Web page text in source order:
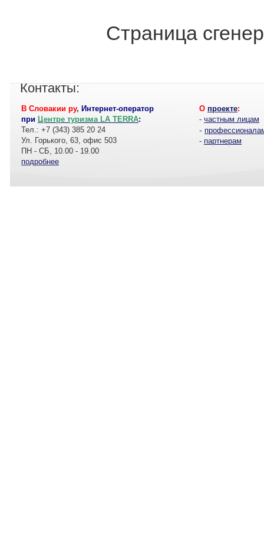
Страница
Контакты:
В Словакии ру, Интернет-оператор
при Центре туризма LA TERRA:
Тел.: +7 (343) 385 20 24
Ул. Горького, 63, офис 503
ПН - СБ, 10.00 - 19.00
подробнее
О проекте:
- частным лицам
-
- партнерам